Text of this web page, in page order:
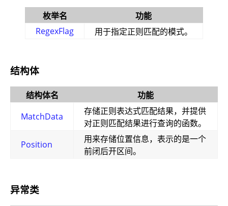
枚举名
功能
RegexFlag
用于指定正则匹配的模式。
结构体
结构体名
功能
MatchData
存储正则表达式匹配结果，并提供
对正则匹配结果进行查询的函数。
Position
用来存储位置信息，表示的是一个
前闭后开区间。
异常类